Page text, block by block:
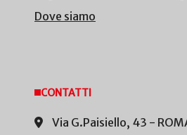
Dove siamo
CONTATTI
Via G.Paisiello, 43 -